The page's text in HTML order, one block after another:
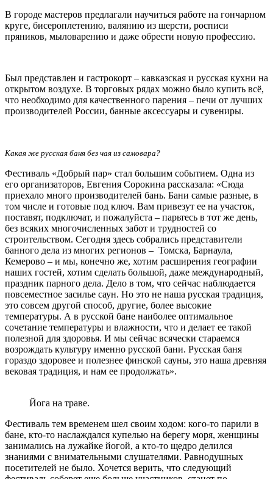
В городе мастеров предлагали научиться работе на гончарном
круге, бисероплетению, валянию из шерсти, росписи
пряников, мыловарению и даже обрести новую профессию.
Был представлен и гастрокорт – кавказская и русская кухни на
открытом воздухе. В торговых рядах можно было купить всё,
что необходимо для качественного парения – печи от лучших
производителей России, банные аксессуары и сувениры.
Какая же русская баня без чая из самовара?
Фестиваль «Добрый пар» стал большим событием. Одна из
его организаторов, Евгения Сорокина рассказала: «Сюда
приехало много производителей бань. Бани самые разные, в
том числе и готовые под ключ. Вам привезут ее на участок,
поставят, подключат, и пожалуйста – парьтесь в тот же день,
без всяких многочисленных забот и трудностей со
строительством. Сегодня здесь собрались представители
банного дела из многих регионов – Томска, Барнаула,
Кемерово – и мы, конечно же, хотим расширения географии
наших гостей, хотим сделать большой, даже международный,
праздник парного дела. Дело в том, что сейчас наблюдается
повсеместное засилье саун. Но это не наша русская традиция,
это совсем другой способ, другие, более высокие
температуры. А в русской бане наиболее оптимальное
сочетание температуры и влажности, что и делает ее такой
полезной для здоровья. И мы сейчас всячески стараемся
возрождать культуру именно русской бани. Русская баня
гораздо здоровее и полезнее финской сауны, это наша древняя
вековая традиция, и нам ее продолжать».
Йога на траве.
Фестиваль тем временем шел своим ходом: кого-то парили в
бане, кто-то наслаждался купелью на берегу моря, женщины
занимались на лужайке йогой, а кто-то щедро делился
знаниями с внимательными слушателями. Равнодушных
посетителей не было. Хочется верить, что следующий